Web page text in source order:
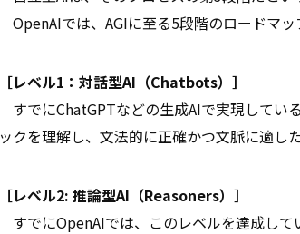
OpenAIでは、AGIに至る5段階のロードマッ
［レベル1：対話型AI（Chatbots）］
すでにChatGPTなどの生成AIで実現してい
ックを理解し、文法的に正確かつ文脈に適し
［レベル2: 推論型AI（Reasoners）］
すでにOpenAIでは、このレベルを達成し